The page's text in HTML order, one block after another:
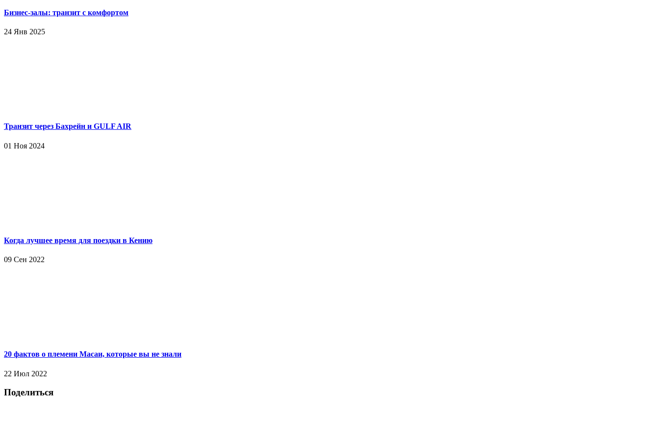
11. В этом пункте можно писать все то, чего так хочется или хотелось сказать. Думаю, сказано достаточно, будут вопросы – обращайтесь.
Бизнес-залы: транзит с комфортом
24 Янв 2025
Транзит через Бахрейн и GULF AIR
01 Ноя 2024
Когда лучшее время для поездки в Кению
09 Сен 2022
20 фактов о племени Масаи, которые вы не знали
22 Июл 2022
Поделиться